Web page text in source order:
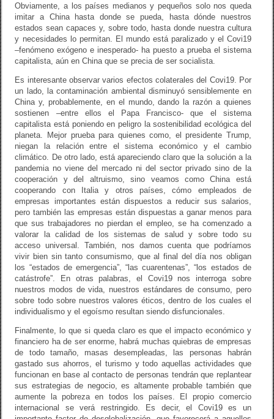
Obviamente, a los países medianos y pequeños solo nos queda
imitar a China hasta donde se pueda, hasta dónde nuestros
estados sean capaces y, sobre todo, hasta donde nuestra cultura
y necesidades lo permitan. El mundo está paralizado y el Covi19
–fenómeno exógeno e inesperado- ha puesto a prueba el sistema
capitalista, aún en China que se precia de ser socialista.
Es interesante observar varios efectos colaterales del Covi19. Por
un lado, la contaminación ambiental disminuyó sensiblemente en
China y, probablemente, en el mundo, dando la razón a quienes
sostienen –entre ellos el Papa Francisco- que el sistema
capitalista está poniendo en peligro la sostenibilidad ecológica del
planeta. Mejor prueba para quienes como, el presidente Trump,
niegan la relación entre el sistema económico y el cambio
climático. De otro lado, está apareciendo claro que la solución a la
pandemia no viene del mercado ni del sector privado sino de la
cooperación y del altruismo, sino veamos como China está
cooperando con Italia y otros países, cómo empleados de
empresas importantes están dispuestos a reducir sus salarios,
pero también las empresas están dispuestas a ganar menos para
que sus trabajadores no pierdan el empleo, se ha comenzado a
valorar la calidad de los sistemas de salud y sobre todo su
acceso universal. También, nos damos cuenta que podríamos
vivir bien sin tanto consumismo, que al final del día nos obligan
los “estados de emergencia”, “las cuarentenas”, “los estados de
catástrofe”. En otras palabras, el Covi19 nos interroga sobre
nuestros modos de vida, nuestros estándares de consumo, pero
sobre todo sobre nuestros valores éticos, dentro de los cuales el
individualismo y el egoísmo resultan siendo disfuncionales.
Finalmente, lo que si queda claro es que el impacto económico y
financiero ha de ser enorme, habrá muchas quiebras de empresas
de todo tamaño, masas desempleadas, las personas habrán
gastado sus ahorros, el turismo y todo aquellas actividades que
funcionan en base al contacto de personas tendrán que replantear
sus estrategias de negocio, es altamente probable también que
aumente la pobreza en todos los países. El propio comercio
internacional se verá restringido. Es decir, el Covi19 es un